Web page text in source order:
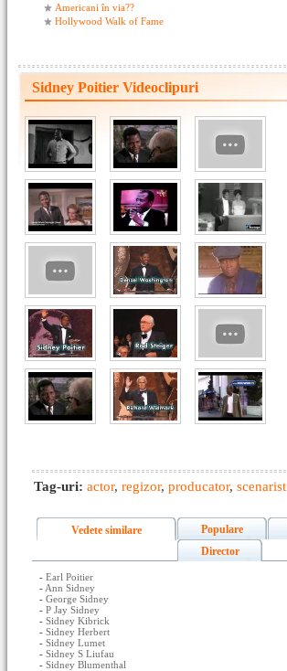
Americani în via??
Hollywood Walk of Fame
Sidney Poitier Videoclipuri
Tag-uri: actor, regizor, producator, scenarist
Vedete similare Populare
Director
- Earl Poitier
- Ann Sidney
- George Sidney
- P Jay Sidney
- Sidney Kibrick
- Sidney Herbert
- Sidney Lumet
- Sidney S Liufau
- Sidney Blumenthal